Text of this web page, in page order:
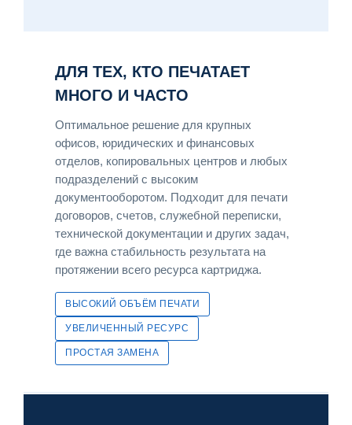
ДЛЯ ТЕХ, КТО ПЕЧАТАЕТ
МНОГО И ЧАСТО
Оптимальное решение для крупных
офисов, юридических и финансовых
отделов, копировальных центров и любых
подразделений с высоким
документооборотом. Подходит для печати
договоров, счетов, служебной переписки,
технической документации и других задач,
где важна стабильность результата на
протяжении всего ресурса картриджа.
ВЫСОКИЙ ОБЪЁМ ПЕЧАТИ
УВЕЛИЧЕННЫЙ РЕСУРС
ПРОСТАЯ ЗАМЕНА